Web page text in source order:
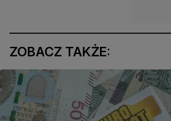
ZOBACZ TAKŻE: